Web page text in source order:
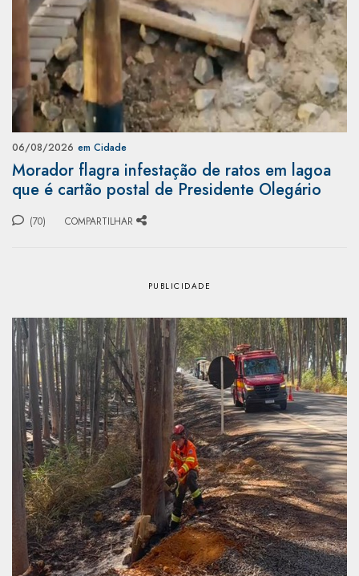
06/08/2026 em Cidade
Morador flagra infestação de ratos em lagoa
que é cartão postal de Presidente Olegário
(70) COMPARTILHAR